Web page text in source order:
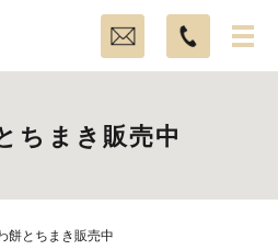
ちまき販売中
餅とちまき販売中